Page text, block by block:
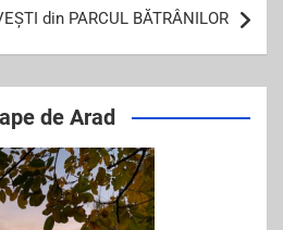
din PARCUL BĂTRÂNILOR
de Arad